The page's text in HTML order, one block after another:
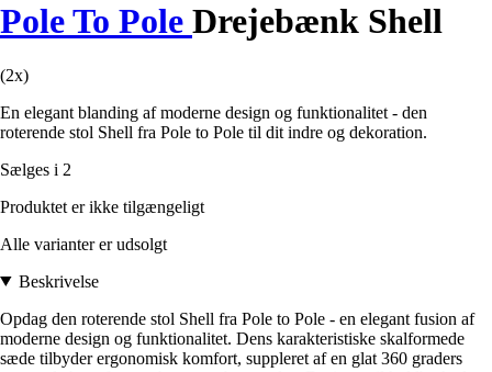
Pole To Pole Drejebænk Shell
(2x)
En elegant blanding af moderne design og funktionalitet - den
roterende stol Shell fra Pole to Pole til dit indre og dekoration.
Sælges i 2
Produktet er ikke tilgængeligt
Alle varianter er udsolgt
Beskrivelse
Opdag den roterende stol Shell fra Pole to Pole - en elegant fusion af
moderne design og funktionalitet. Dens karakteristiske skalformede
sæde tilbyder ergonomisk komfort, suppleret af en glat 360 graders